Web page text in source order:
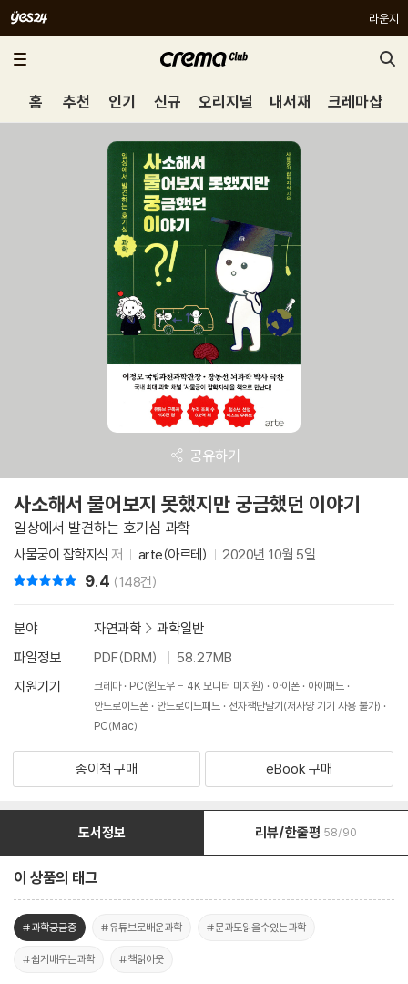
라운지
홈 추천 인기 신규 오리지널 내서재 크레마샵
공유하기
사소해서 물어보지 못했지만 궁금했던 이야기
일상에서 발견하는 호기심 과학
사물궁이 잡학지식 저 arte(아르테) 2020년 10월 5일
9.4 (148건)
분야 자연과학 > 과학일반
파일정보
PDF(DRM)
58.27MB
지원기기
크레마 PC(윈도우 - 4K 모니터 미지원) 아이폰
아이패드
안드로이드폰
안드로이드패드
전자책단말기(저사양 기기 사용 불가)
PC(Mac)
종이책 구매 eBook 구매
도서정보 리뷰/한줄평 58/90
이 상품의 태그
#과학궁금증 #유튜브로배운과학 #문과도읽을수있는과학
#쉽게배우는과학 #책읽아웃